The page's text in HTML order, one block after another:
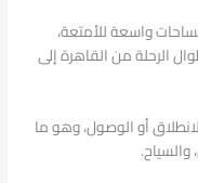
واسعة للأمتعة،
الرحلة من القاهرة إلى
أو الوصول، وهو ما
والسياح.